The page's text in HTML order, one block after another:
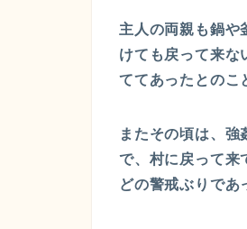
主人の両親も鍋や
けても戻って来な
ててあったとのこ
またその頃は、
で、村に戻って来
どの警戒ぶりであ